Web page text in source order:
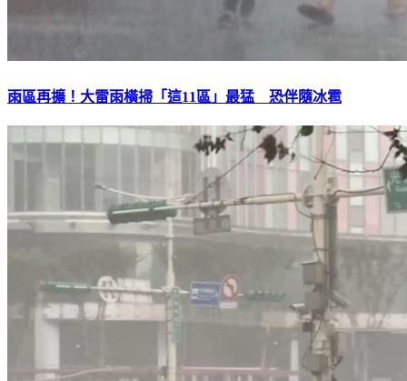
雨區再擴！大雷雨橫掃「這11區」最猛 恐伴隨冰雹